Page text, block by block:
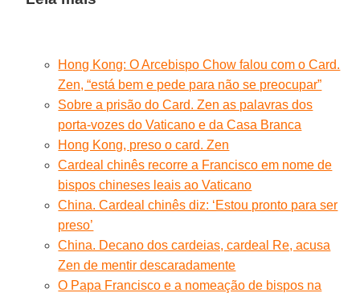
Hong Kong: O Arcebispo Chow falou com o Card.
Zen, “está bem e pede para não se preocupar”
Sobre a prisão do Card. Zen as palavras dos
porta-vozes do Vaticano e da Casa Branca
Hong Kong, preso o card. Zen
Cardeal chinês recorre a Francisco em nome de
bispos chineses leais ao Vaticano
China. Cardeal chinês diz: ‘Estou pronto para ser
preso’
China. Decano dos cardeias, cardeal Re, acusa
Zen de mentir descaradamente
O Papa Francisco e a nomeação de bispos na